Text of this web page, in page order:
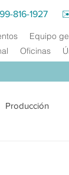
816-1927‬
Equipo
Oficinas
Producción